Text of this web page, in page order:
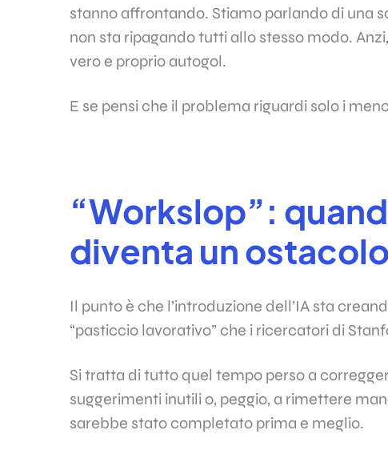
stanno affrontando. Stiamo parlando di una
non sta ripagando tutti allo stesso modo.
vero e proprio autogol.
E se pensi che il problema riguardi solo i
“Workslop”:
diventa un ostacolo
Il punto è che l’introduzione dell’IA sta
“pasticcio lavorativo” che i ricercatori di
Si tratta di tutto quel tempo perso a
suggerimenti inutili o, peggio, a rimettere
sarebbe stato completato prima e meglio.